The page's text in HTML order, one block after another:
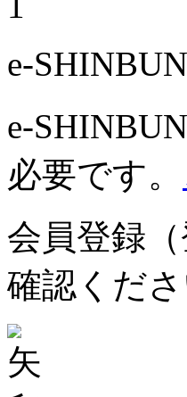
e-
e-
必要です。
会員登録
確認くださ